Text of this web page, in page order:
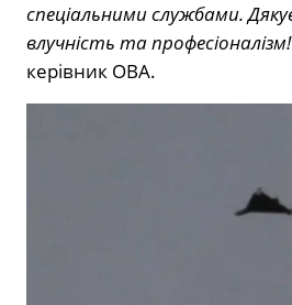
спеціальними службами.
влучність та
керівник ОВА.